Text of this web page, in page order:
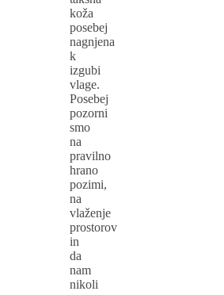
koža
posebej
nagnjena
k
izgubi
vlage.
Posebej
pozorni
smo
na
pravilno
hrano
pozimi,
na
vlaženje
prostorov
in
da
nam
nikoli